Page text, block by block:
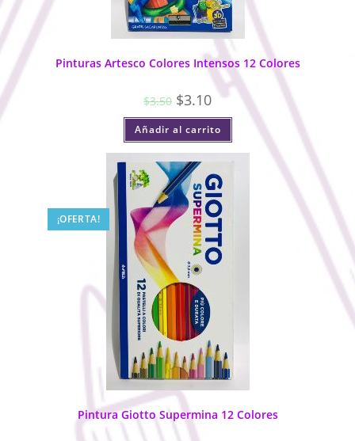
Pinturas Artesco Colores Intensos 12 Colores
$3.50 $3.10
Añadir al carrito
¡OFERTA!
Pintura Giotto Supermina 12 Colores